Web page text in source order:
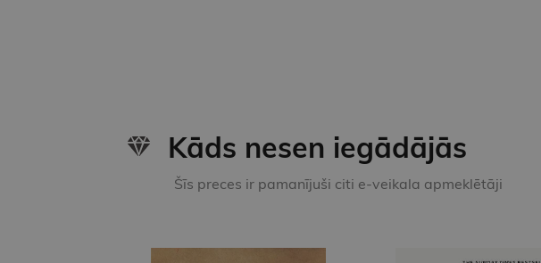
Kāds nesen iegādājās
Šīs preces ir pamanījuši citi e-veikala apmeklētāji